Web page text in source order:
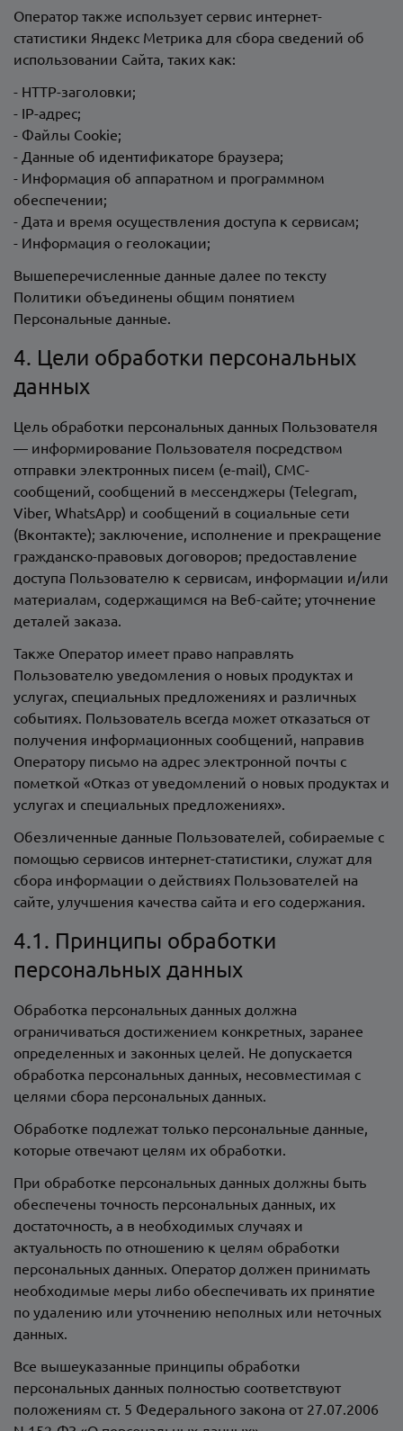
Оператор также использует сервис интернет-
статистики Яндекс Метрика для сбора сведений об
использовании Сайта, таких как:
- HTTP-заголовки;
- IP-адрес;
- Файлы Cookie;
- Данные об идентификаторе браузера;
- Информация об аппаратном и программном
обеспечении;
- Дата и время осуществления доступа к сервисам;
- Информация о геолокации;
Вышеперечисленные данные далее по тексту
Политики объединены общим понятием
Персональные данные.
4. Цели обработки персональных
данных
Цель обработки персональных данных Пользователя
— информирование Пользователя посредством
отправки электронных писем (e-mail), СМС-
сообщений, сообщений в мессенджеры (Telegram,
Viber, WhatsApp) и сообщений в социальные сети
(Вконтакте); заключение, исполнение и прекращение
гражданско-правовых договоров; предоставление
доступа Пользователю к сервисам, информации и/или
материалам, содержащимся на Веб-сайте; уточнение
деталей заказа.
Также Оператор имеет право направлять
Пользователю уведомления о новых продуктах и
услугах, специальных предложениях и различных
событиях. Пользователь всегда может отказаться от
получения информационных сообщений, направив
Оператору письмо на адрес электронной почты с
пометкой «Отказ от уведомлений о новых продуктах и
услугах и специальных предложениях».
Обезличенные данные Пользователей, собираемые с
помощью сервисов интернет-статистики, служат для
сбора информации о действиях Пользователей на
сайте, улучшения качества сайта и его содержания.
4.1. Принципы обработки
персональных данных
Обработка персональных данных должна
ограничиваться достижением конкретных, заранее
определенных и законных целей. Не допускается
обработка персональных данных, несовместимая с
целями сбора персональных данных.
Обработке подлежат только персональные данные,
которые отвечают целям их обработки.
При обработке персональных данных должны быть
обеспечены точность персональных данных, их
достаточность, а в необходимых случаях и
актуальность по отношению к целям обработки
персональных данных. Оператор должен принимать
необходимые меры либо обеспечивать их принятие
по удалению или уточнению неполных или неточных
данных.
Все вышеуказанные принципы обработки
персональных данных полностью соответствуют
положениям ст. 5 Федерального закона от 27.07.2006